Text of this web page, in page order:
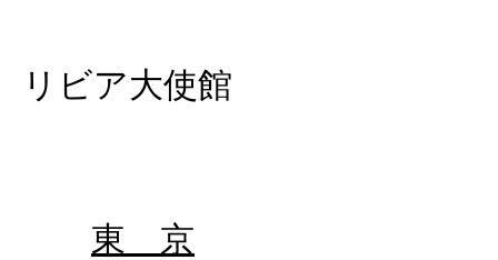
リビア大使館
東 京